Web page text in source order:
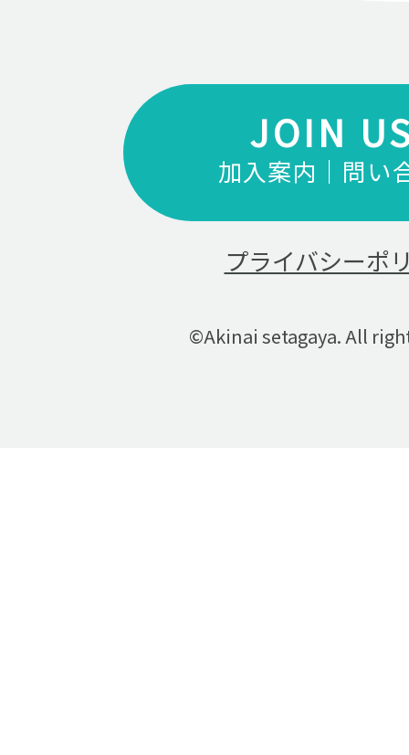
JOIN
加入案内｜問い
プライバシーポ
©Akinai setagaya. All